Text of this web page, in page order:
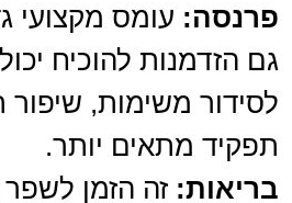
פרנסה: עומס מקצועי
גם הזדמנות להוכיח
לסידור משימות, שיפור
תפקיד מתאים יותר.
בריאות: זה הזמן לשפר